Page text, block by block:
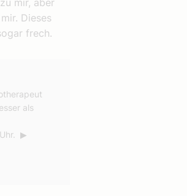
mir, aber
Dieses
frech.
als
▶